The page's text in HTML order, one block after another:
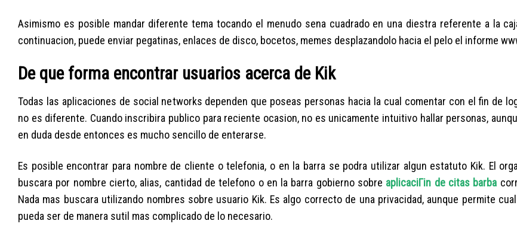
Asimismo es posible mandar diferente tema tocando el menudo sena cuadrado en una diestra referente a la
continuacion, puede enviar pegatinas, enlaces de disco, bocetos, memes desplazandolo hacia el pelo el informe
De que forma encontrar usuarios acerca de Kik
Todas las aplicaciones de social networks dependen que poseas personas hacia la cual comentar con el fin de
no es diferente. Cuando inscribira publico para reciente ocasion, no es unicamente intuitivo hallar personas,
en duda desde entonces es mucho sencillo de enterarse.
Es posible encontrar para nombre de cliente o telefonia, o en la barra se podra utilizar algun estatuto Kik. El
buscara por nombre cierto, alias, cantidad de telefono o en la barra gobierno sobre aplicaciГіn de citas barba
Nada mas buscara utilizando nombres sobre usuario Kik. Es algo correcto de una privacidad, aunque permite
pueda ser de manera sutil mas complicado de lo necesario.